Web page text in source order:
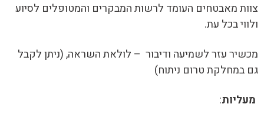
צוות מאבטחים העומד לרשות המבקרים והמטופלים לסיוע
ולווי בכל עת.
מכשיר עזר לשמיעה ודיבור – לולאת השראה, (ניתן לקבל
גם במחלקת טרום ניתוח)
מעליות: